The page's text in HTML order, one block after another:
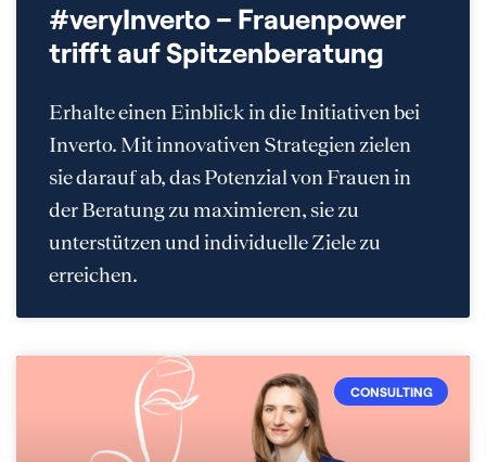
#veryInverto – Frauenpower
trifft auf Spitzenberatung
Erhalte einen Einblick in die Initiativen bei
Inverto. Mit innovativen Strategien zielen
sie darauf ab, das Potenzial von Frauen in
der Beratung zu maximieren, sie zu
unterstützen und individuelle Ziele zu
erreichen.
CONSULTING